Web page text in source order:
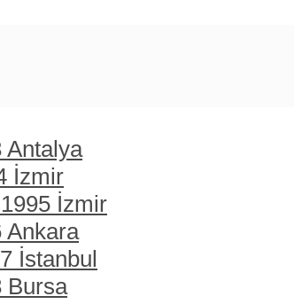
Antalya
İzmir
İzmir
Ankara
İstanbul
Bursa